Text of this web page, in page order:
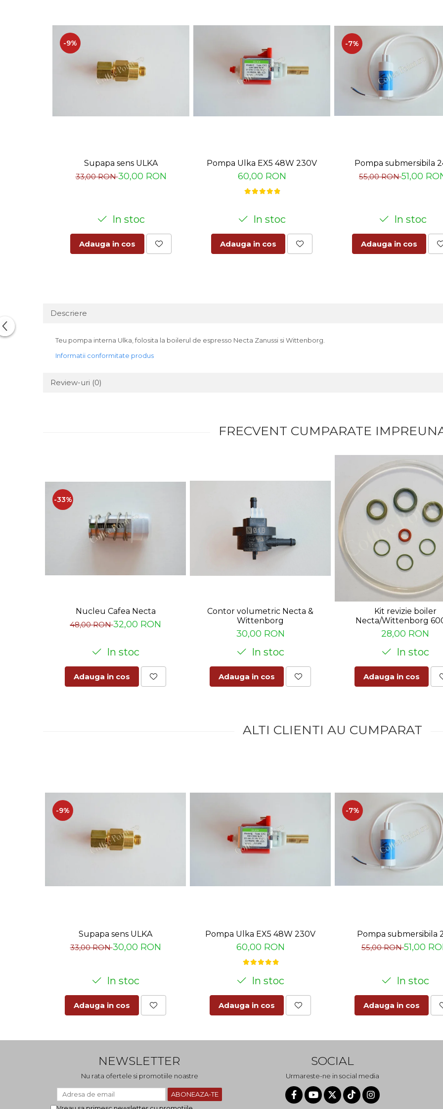
-9%
Supapa sens ULKA
33,00 RON30,00 RON
In stoc
Adauga in cos
Pompa Ulka EX5 48W 230V
60,00 RON
In stoc
Adauga in cos
-7%
Pompa submersibila
55,00 RON51,00
In stoc
Adauga in cos
Descriere
Teu pompa interna Ulka, folosita la boilerul de espresso Necta Zanussi si Wittenborg.
Informatii conformitate produs
Review-uri (0)
FRECVENT CUMPARATE
-33%
Nucleu Cafea Necta
48,00 RON32,00 RON
In stoc
Adauga in cos
Contor volumetric Necta &
Wittenborg
30,00 RON
In stoc
Adauga in cos
Kit revizie boiler
Necta/Wittenborg
28,00 RON
In stoc
Adauga in cos
ALTI CLIENTI AU CUMPARAT
-9%
Supapa sens ULKA
33,00 RON30,00 RON
In stoc
Adauga in cos
Pompa Ulka EX5 48W 230V
60,00 RON
In stoc
Adauga in cos
-7%
Pompa submersibila
55,00 RON51,00
In stoc
Adauga in cos
NEWSLETTER
Nu rata ofertele si promotiile noastre
SOCIAL
Urmareste-ne in social media